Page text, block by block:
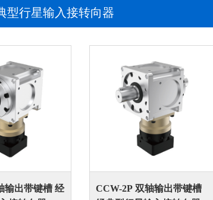
型行星输入接转向器
输出带键槽 经
CCW-2P 双轴输出带键槽